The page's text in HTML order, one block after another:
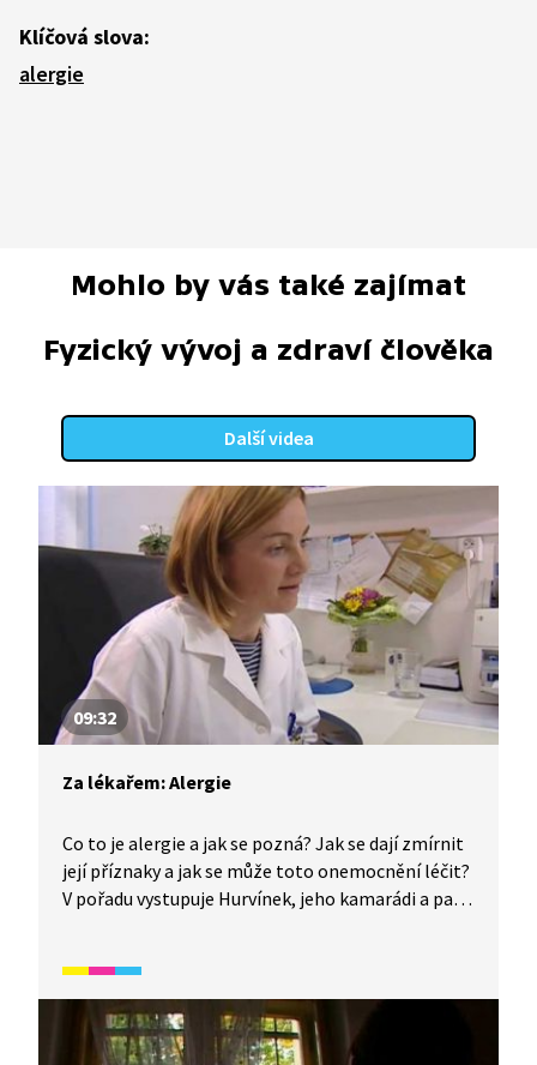
Klíčová slova:
alergie
Mohlo by vás také zajímat
Fyzický vývoj a zdraví člověka
Další videa
09:32
Za lékařem: Alergie
Co to je alergie a jak se pozná? Jak se dají zmírnit
její příznaky a jak se může toto onemocnění léčit?
V pořadu vystupuje Hurvínek, jeho kamarádi a pan